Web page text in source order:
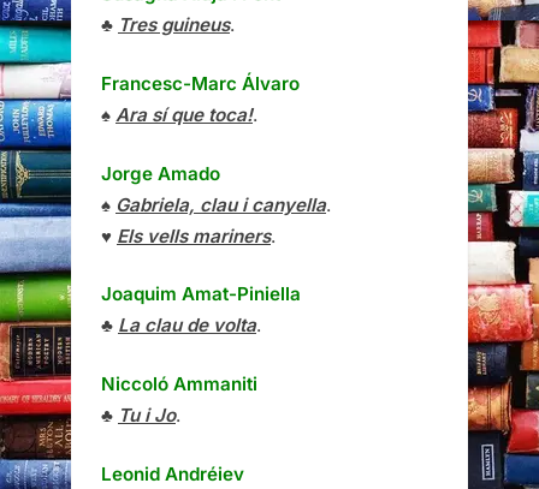
♣ Tres guineus.
Francesc-Marc Álvaro
♠ Ara sí que toca!.
Jorge Amado
♠ Gabriela, clau i canyella.
♥ Els vells mariners.
Joaquim Amat-Piniella
♣ La clau de volta.
Niccoló Ammaniti
♣ Tu i Jo.
Leonid Andréiev